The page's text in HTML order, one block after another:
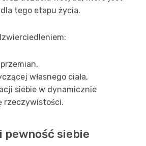
tego etapu życia.
własnego ciała,
siebie w dynamicznie
rzeczywistości.
pewność siebie